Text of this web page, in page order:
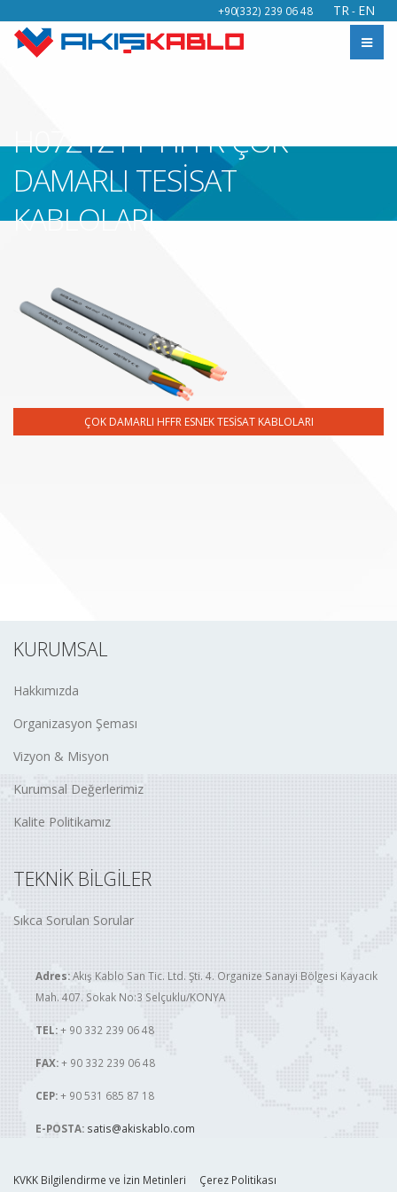
+90(332) 239 06 48 TR- EN
H07Z1Z1-F HFFR ÇOK
DAMARLI TESİSAT
KABLOLARI
ÇOK DAMARLI HFFR ESNEK TESİSAT KABLOLARI
KURUMSAL
Hakkımızda
Organizasyon Şeması
Vizyon & Misyon
Kurumsal Değerlerimiz
Kalite Politikamız
TEKNİK BİLGİLER
Sıkca Sorulan Sorular
Adres:Akış Kablo San Tic. Ltd. Şti. 4. Organize Sanayi Bölgesi Kayacık
Mah. 407. Sokak No:3 Selçuklu/KONYA
TEL:+ 90 332 239 06 48
FAX:+ 90 332 239 06 48
CEP:+ 90 531 685 87 18
E-POSTA: satis@akiskablo.com
KVKK Bilgilendirme ve İzin Metinleri Çerez Politikası